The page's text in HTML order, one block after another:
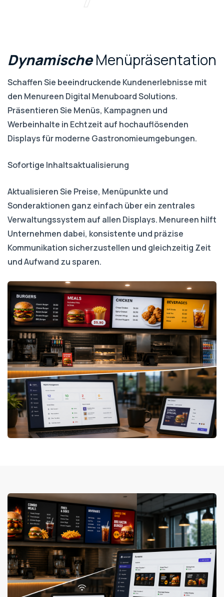
Dynamische Menüpräsentation
Schaffen Sie beeindruckende Kundenerlebnisse mit
den Menureen Digital Menuboard Solutions.
Präsentieren Sie Menüs, Kampagnen und
Werbeinhalte in Echtzeit auf hochauflösenden
Displays für moderne Gastronomieumgebungen.
Sofortige Inhaltsaktualisierung
Aktualisieren Sie Preise, Menüpunkte und
Sonderaktionen ganz einfach über ein zentrales
Verwaltungssystem auf allen Displays. Menureen hilft
Unternehmen dabei, konsistente und präzise
Kommunikation sicherzustellen und gleichzeitig Zeit
und Aufwand zu sparen.